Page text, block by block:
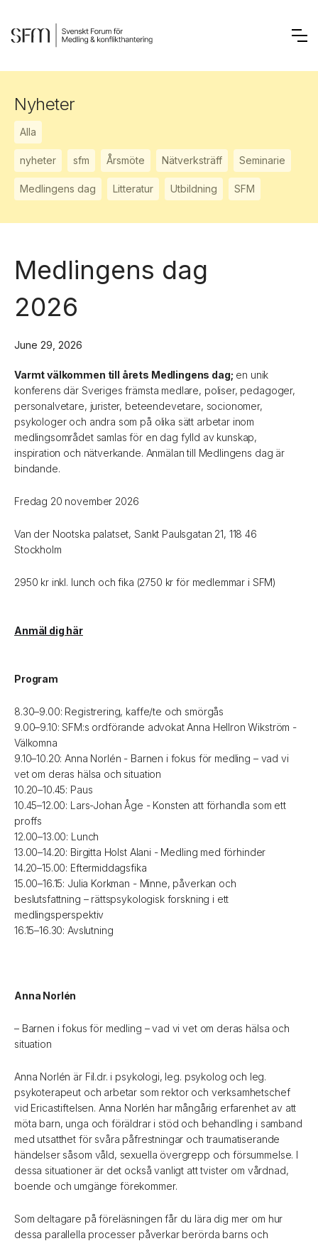
Nyheter
Alla
nyheter sfm Årsmöte Nätverksträff Seminarie
Medlingens dag Litteratur Utbildning SFM
Medlingens dag
2026
June 29, 2026
Varmt välkommen till årets Medlingens dag; en unik
konferens där Sveriges främsta medlare, poliser, pedagoger,
personalvetare, jurister, beteendevetare, socionomer,
psykologer och andra som på olika sätt arbetar inom
medlingsområdet samlas för en dag fylld av kunskap,
inspiration och nätverkande. Anmälan till Medlingens dag är
bindande.
Fredag 20 november 2026
Van der Nootska palatset, Sankt Paulsgatan 21, 118 46
Stockholm
2950 kr inkl. lunch och fika (2750 kr för medlemmar i SFM)
Anmäl dig här
Program
8.30–9.00: Registrering, kaffe/te och smörgås
9.00–9.10: SFM:s ordförande advokat Anna Hellron Wikström -
Välkomna
9.10–10.20: Anna Norlén - Barnen i fokus för medling – vad vi
vet om deras hälsa och situation
10.20–10.45: Paus
10.45–12.00: Lars-Johan Åge - Konsten att förhandla som ett
proffs
12.00–13.00: Lunch
13.00–14.20: Birgitta Holst Alani - Medling med förhinder
14.20–15.00: Eftermiddagsfika
15.00–16.15: Julia Korkman - Minne, påverkan och
beslutsfattning – rättspsykologisk forskning i ett
medlingsperspektiv
16.15–16.30: Avslutning
Anna Norlén
– Barnen i fokus för medling – vad vi vet om deras hälsa och
situation
Anna Norlén är Fil.dr. i psykologi, leg. psykolog och leg.
psykoterapeut och arbetar som rektor och verksamhetschef
vid Ericastiftelsen. Anna Norlén har mångårig erfarenhet av att
möta barn, unga och föräldrar i stöd och behandling i samband
med utsatthet för svåra påfrestningar och traumatiserande
händelser såsom våld, sexuella övergrepp och försummelse. I
dessa situationer är det också vanligt att tvister om vårdnad,
boende och umgänge förekommer.
Som deltagare på föreläsningen får du lära dig mer om hur
dessa parallella processer påverkar berörda barns och